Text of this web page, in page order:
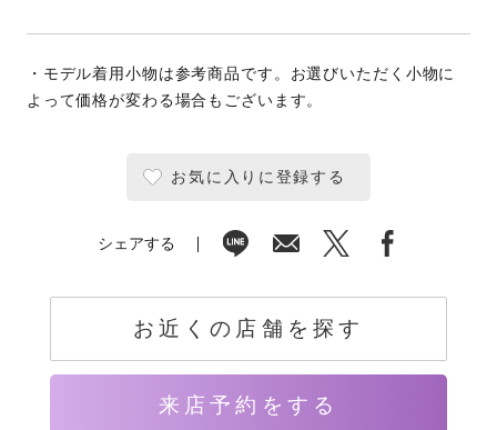
・モデル着用小物は参考商品です。お選びいただく小物に
よって価格が変わる場合もございます。
お気に入りに登録する
シェアする
お近くの店舗を探す
来店予約をする